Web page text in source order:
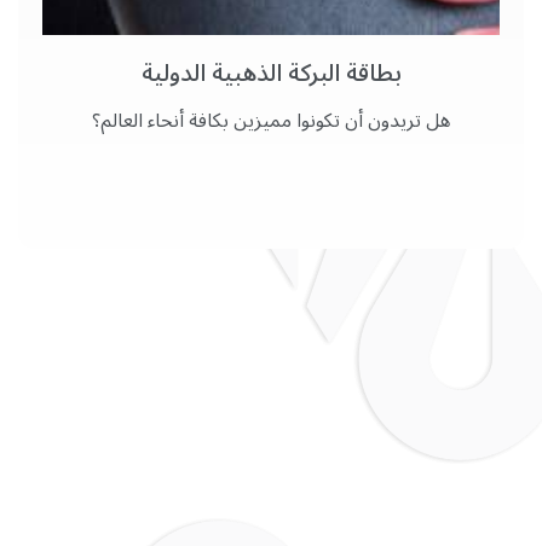
بطاقة البركة الذهبية الدولية
هل تريدون أن تكونوا مميزين بكافة أنحاء العالم؟